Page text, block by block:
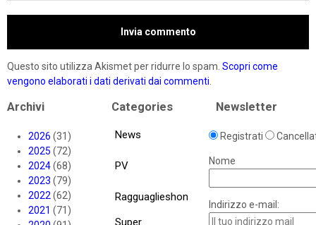
Questo sito utilizza Akismet per ridurre lo spam. Scopri come
vengono elaborati i dati derivati dai commenti.
Archivi
2026 (31)
2025 (72)
2024(68)
2023 (79)
2022(62)
2021 (71)
Categories
News
PV
Ragguaglieshon
Super
Newsletter
Registrati
Nome
Indirizzo e-mail: